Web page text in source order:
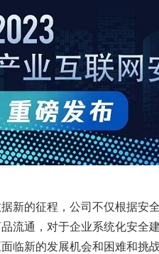
新的征程，公司不仅根据安
流通，对于企业系统化安全
临新的发展机会和困难和挑